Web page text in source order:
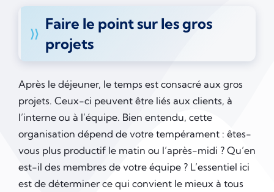
Faire le point sur les gros
projets
Après le déjeuner, le temps est consacré aux gros
projets. Ceux-ci peuvent être liés aux clients, à
l’interne ou à l’équipe. Bien entendu, cette
organisation dépend de votre tempérament : êtes-
vous plus productif le matin ou l’après-midi ? Qu’en
est-il des membres de votre équipe ? L’essentiel ici
est de déterminer ce qui convient le mieux à tous